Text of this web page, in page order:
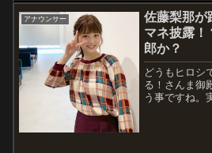
アナウンサー
佐藤梨那が
マネ披露！
郎か？
どうもヒロシ
る！さんま御
う事ですね。